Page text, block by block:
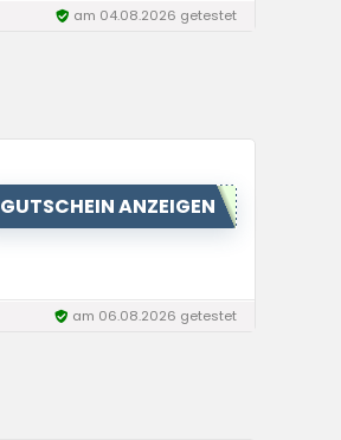
am 04.08.2026 getestet
GUTSCHEIN ANZEIGEN
am 06.08.2026 getestet